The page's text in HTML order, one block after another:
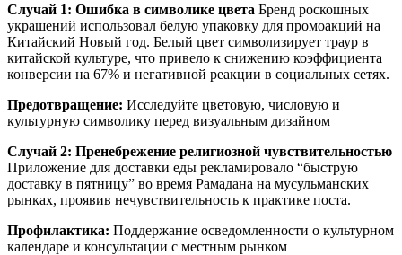
Случай 1: Ошибка в символике цвета Бренд роскошных
украшений использовал белую упаковку для промоакций на
Китайский Новый год. Белый цвет символизирует траур в
китайской культуре, что привело к снижению коэффициента
конверсии на 67% и негативной реакции в социальных сетях.
Предотвращение: Исследуйте цветовую, числовую и
культурную символику перед визуальным дизайном
Случай 2: Пренебрежение религиозной чувствительностью
Приложение для доставки еды рекламировало “быструю
доставку в пятницу” во время Рамадана на мусульманских
рынках, проявив нечувствительность к практике поста.
Профилактика: Поддержание осведомленности о культурном
календаре и консультации с местным рынком